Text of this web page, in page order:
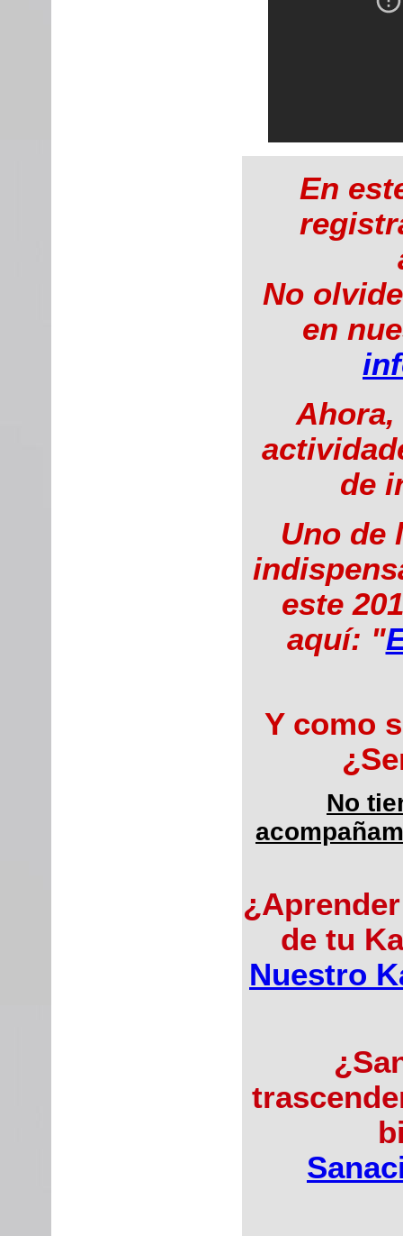
En
No
en
Ahora,
de
Uno de
este
aquí: "
Y como
No
de tu
Nuestro